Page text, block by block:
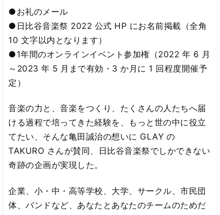
●お礼のメール
●日比谷音楽祭 2022 公式 HP にお名前掲載（全角
10 文字以内となります）
●1年間のオンラインイベント参加権（2022 年 6 月
～2023 年 5 月まで有効・3 か月に 1 回程度開催予
定）
音楽の力と、音楽をつくり、たくさんの人たちへ届
ける過程で培ってきた経験を、もっと世の中に役立
てたい、そんな亀田誠治の想いに GLAY の
TAKURO さんが賛同、日比谷音楽祭でしかできない
奇跡の企画が実現した。
企業、小・中・高等学校、大学、サークル、市民団
体、バンドなど、あなたとあなたのチームのためだ